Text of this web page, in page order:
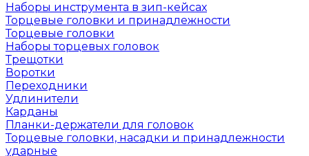
Наборы инструмента в зип-кейсах
Торцевые головки и принадлежности
Торцевые головки
Наборы торцевых головок
Трещотки
Воротки
Переходники
Удлинители
Карданы
Планки-держатели для головок
Торцевые головки, насадки и принадлежности
ударные